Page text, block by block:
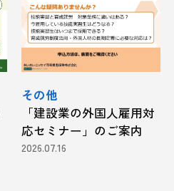
その他
「建設業の外国人雇用対
応セミナー」のご案内
2026.07.16